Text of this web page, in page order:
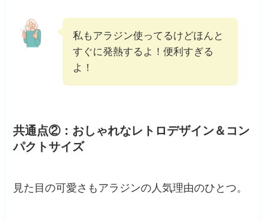
私もアラジン使ってるけどほんと
すぐに発熱するよ！便利すぎる
よ！
共通点②：おしゃれなレトロデザイン＆コン
パクトサイズ
見た目の可愛さもアラジンの人気理由のひとつ。